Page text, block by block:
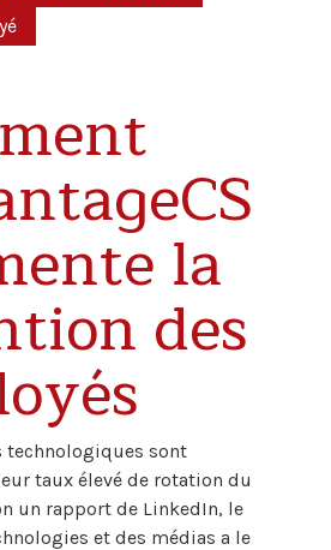
la
des
technologiques sont
taux élevé de rotation du
un rapport de LinkedIn, le
et des médias a le